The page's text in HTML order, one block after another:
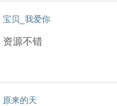
宝贝_我爱你
资源不错
原来的天